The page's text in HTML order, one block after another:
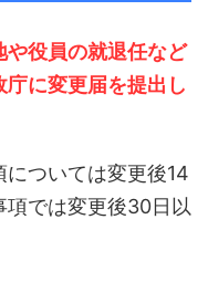
役員の就退任など
に変更届を提出し
ついては変更後14
項では変更後30日以